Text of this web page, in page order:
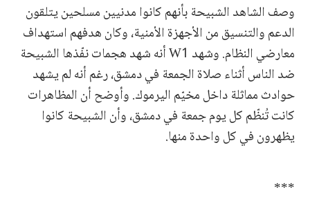
وصف الشاهد الشبيحة بأنهم كانوا مدنيين مسلحين يتلقون
الدعم والتنسيق من الأجهزة الأمنية، وكان هدفهم استهداف
معارضي النظام. وشهد W1 أنه شهد هجمات نفّذها الشبيحة
ضد الناس أثناء صلاة الجمعة في دمشق، رغم أنه لم يشهد
حوادث مماثلة داخل مخيّم اليرموك. وأوضح أن المظاهرات
كانت تُنظّم كل يوم جمعة في دمشق، وأن الشبيحة كانوا
يظهرون في كل واحدة منها.
***